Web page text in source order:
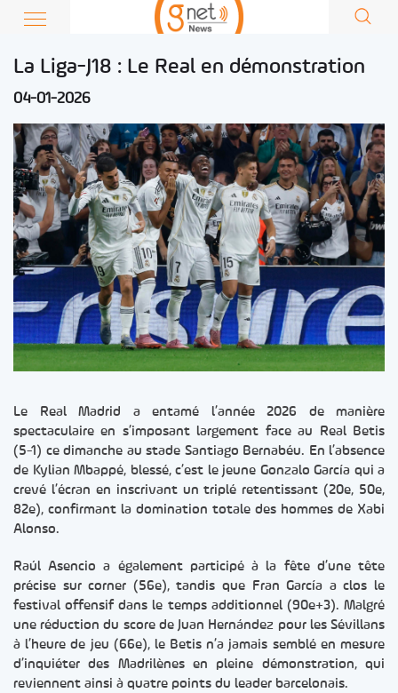
La Liga-J18 : Le Real en démonstration
04-01-2026
Le Real Madrid a entamé l’année 2026 de manière
spectaculaire en s’imposant largement face au Real Betis
(5-1) ce dimanche au stade Santiago Bernabéu. En l’absence
de Kylian Mbappé, blessé, c’est le jeune Gonzalo García qui a
crevé l’écran en inscrivant un triplé retentissant (20e, 50e,
82e), confirmant la domination totale des hommes de Xabi
Alonso.
Raúl Asencio a également participé à la fête d’une tête
précise sur corner (56e), tandis que Fran García a clos le
festival offensif dans le temps additionnel (90e+3). Malgré
une réduction du score de Juan Hernández pour les Sévillans
à l’heure de jeu (66e), le Betis n’a jamais semblé en mesure
d’inquiéter des Madrilènes en pleine démonstration, qui
reviennent ainsi à quatre points du leader barcelonais.